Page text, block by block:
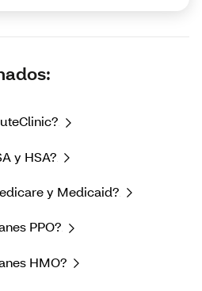
y HSA?
y Medicaid?
PPO?
HMO?